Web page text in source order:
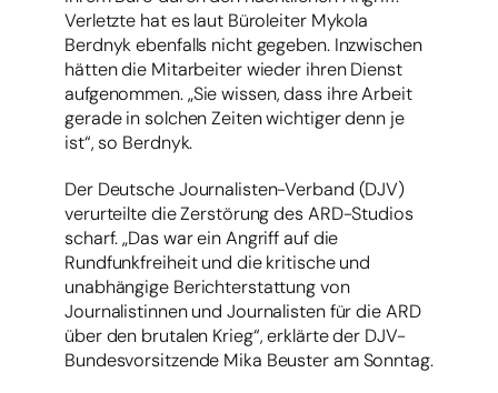
Verletzte hat es laut Büroleiter Mykola
Berdnyk ebenfalls nicht gegeben. Inzwischen
hätten die Mitarbeiter wieder ihren Dienst
aufgenommen. „Sie wissen, dass ihre Arbeit
gerade in solchen Zeiten wichtiger denn je
ist“, so Berdnyk.
Der Deutsche Journalisten-Verband (DJV)
verurteilte die Zerstörung des ARD-Studios
scharf. „Das war ein Angriff auf die
Rundfunkfreiheit und die kritische und
unabhängige Berichterstattung von
Journalistinnen und Journalisten für die ARD
über den brutalen Krieg“, erklärte der DJV-
Bundesvorsitzende Mika Beuster am Sonntag.